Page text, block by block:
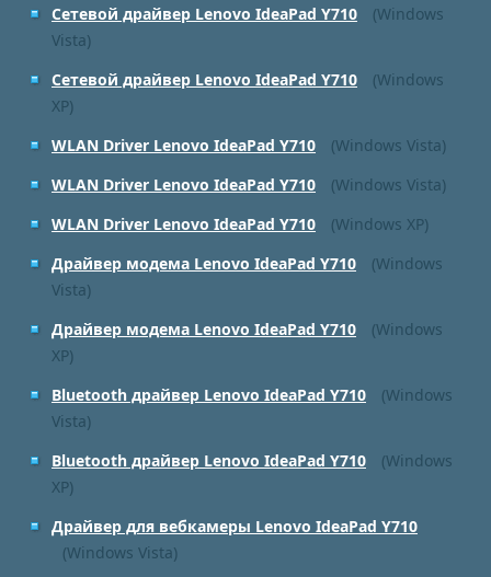
Сетевой драйвер Lenovo IdeaPad Y710
(Windows
Vista)
Сетевой драйвер Lenovo IdeaPad Y710
(Windows
XP)
WLAN Driver Lenovo IdeaPad Y710
(Windows Vista)
WLAN Driver Lenovo IdeaPad Y710
(Windows Vista)
WLAN Driver Lenovo IdeaPad Y710
(Windows XP)
Драйвер модема Lenovo IdeaPad Y710
(Windows
Vista)
Драйвер модема Lenovo IdeaPad Y710
(Windows
XP)
Bluetooth драйвер Lenovo IdeaPad Y710
(Windows
Vista)
Bluetooth драйвер Lenovo IdeaPad Y710
(Windows
XP)
Драйвер для вебкамеры Lenovo IdeaPad Y710
(Windows Vista)